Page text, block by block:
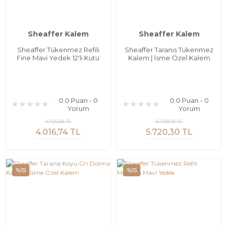
Sheaffer Kalem
Sheaffer Tükenmez Refili
Fine Mavi Yedek 12'li Kutu
0.0 Puan - 0
Yorum
4.016,74 TL
4.725,58 TL
Sheaffer Kalem
Sheaffer Taranis Tükenmez
Kalem | İsme Özel Kalem
0.0 Puan - 0
Yorum
5.720,30 TL
6.729,76 TL
%15 %15